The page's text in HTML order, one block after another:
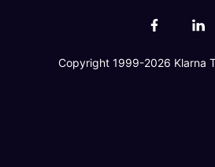
Copyright 1999-2026 Klarna